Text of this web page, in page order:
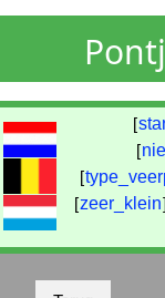
[
[
[
[zeer_klein